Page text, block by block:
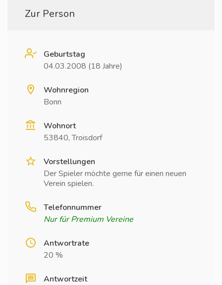
Zur Person
Geburtstag
04.03.2008 (18 Jahre)
Wohnregion
Bonn
Wohnort
53840, Troisdorf
Vorstellungen
Der Spieler möchte gerne für einen neuen
Verein spielen.
Telefonnummer
Nur für Premium Vereine
Antwortrate
20 %
Antwortzeit